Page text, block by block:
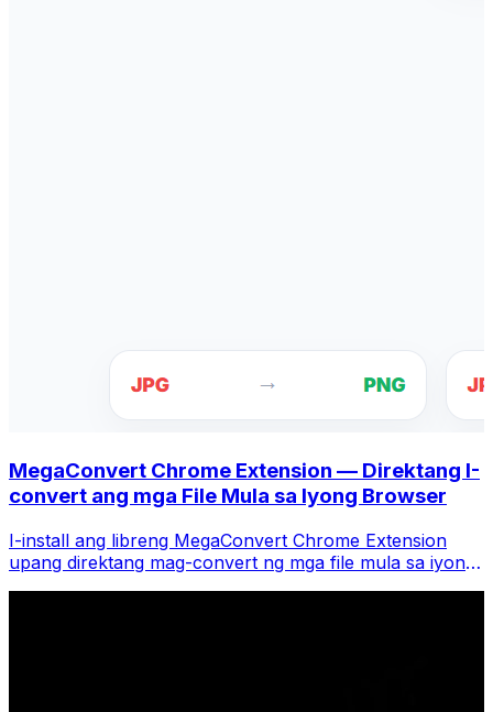
MegaConvert Chrome Extension — Direktang I-
convert ang mga File Mula sa Iyong Browser
I-install ang libreng MegaConvert Chrome Extension
upang direktang mag-convert ng mga file mula sa iyong